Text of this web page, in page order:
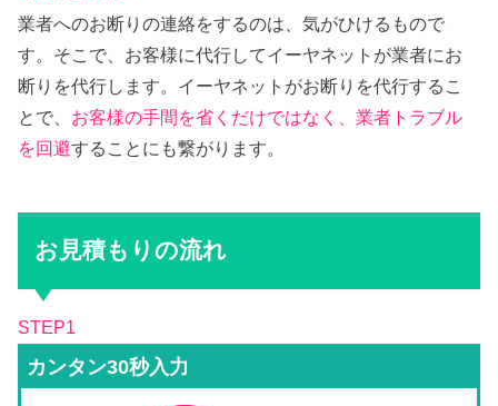
業者へのお断りの連絡をするのは、気がひけるもので
す。そこで、お客様に代行してイーヤネットが業者にお
断りを代行します。イーヤネットがお断りを代行するこ
とで、 お客様の手間を省くだけではなく、業者トラブル
を回避することにも繋がります。
お見積もりの流れ
STEP1
カンタン30秒入力